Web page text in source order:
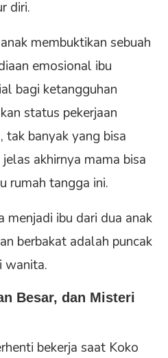
diri.
membuktikan sebuah
emosional ibu
bagi ketangguhan
status pekerjaan
tak banyak yang bisa
akhirnya mama bisa
rumah tangga ini.
menjadi ibu dari dua anak
berbakat adalah puncak
wanita.
Besar, dan Misteri
bekerja saat Koko